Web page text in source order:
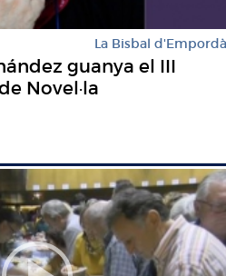
La Bisbal d'Empordà
guanya el III
Novel·la